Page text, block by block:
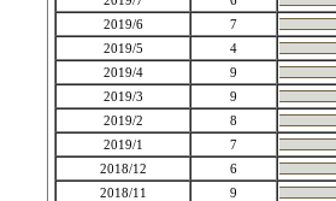
2019/6
7
2019/5
4
2019/4
9
2019/3
9
2019/2
8
2019/1
7
2018/12
6
2018/11
9